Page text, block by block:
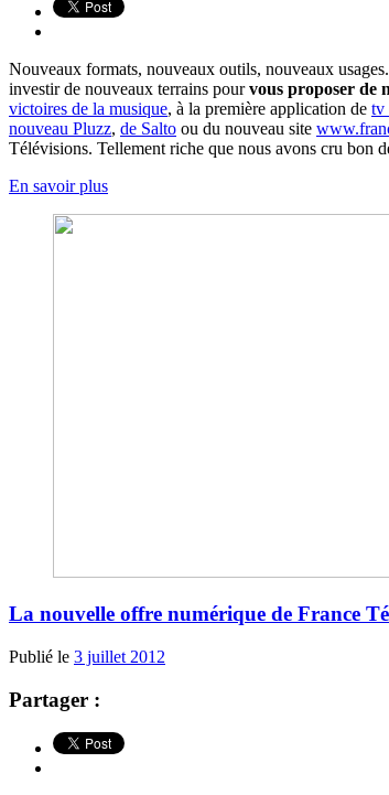
Nouveaux formats, nouveaux outils, nouveaux
investir de nouveaux terrains pourvous proposer de
victoires de la musique, à la première application de tv
nouveau Pluzz, de Salto ou du nouveau site
Télévisions. Tellement riche que nous avons cru bon
En savoir plus
La nouvelle offre numérique de France
Publié le 3 juillet 2012
Partager :